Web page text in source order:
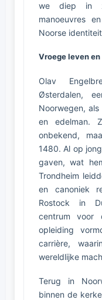
we diep in
manoeuvres
Noorse
Vroege leven
Olav
Østerdalen,
Noorwegen,
en edelman.
onbekend,
1480. Al op
gaven, wat
Trondheim
en canoniek
Rostock in
centrum voor
opleiding
carrière,
wereldlijke
Terug in
binnen de